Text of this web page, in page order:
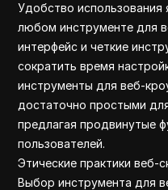
Удобство
любом инструменте для
интерфейс и четкие
сократить время
инструменты для веб-
достаточно простыми
предлагая продвинутые
пользователей.
Этические практики веб-
Выбор инструмента для